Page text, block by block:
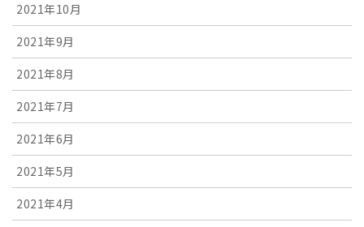
2021年10月
2021年9月
2021年8月
2021年7月
2021年6月
2021年5月
2021年4月